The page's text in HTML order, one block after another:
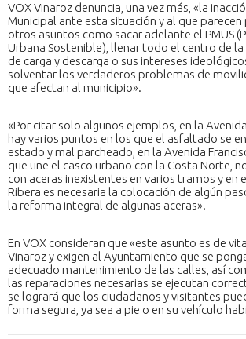
VOX Vinaroz denuncia, una vez más, «la
Municipal ante esta situación y al que
otros asuntos como sacar adelante el PMUS
Urbana Sostenible), llenar todo el centro de la
de carga y descarga o sus intereses
solventar los verdaderos problemas de
que afectan al municipio».
«Por citar solo algunos ejemplos, en la
hay varios puntos en los que el asfaltado se
estado y mal parcheado, en la Avenida
que une el casco urbano con la Costa Norte,
con aceras inexistentes en varios tramos y en
Ribera es necesaria la colocación de algún
la reforma integral de algunas aceras».
En VOX consideran que «este asunto es de
Vinaroz y exigen al Ayuntamiento que se
adecuado mantenimiento de las calles, así
las reparaciones necesarias se ejecutan
se logrará que los ciudadanos y visitantes
forma segura, ya sea a pie o en su vehículo